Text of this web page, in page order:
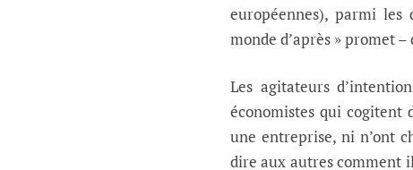
européennes), parmi les
monde d’après » promet
Les agitateurs
économistes qui cogitent
une entreprise, ni n’ont
dire aux autres comment